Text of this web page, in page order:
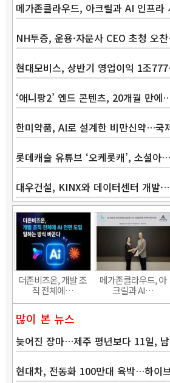
메가존클라우드, 아크릴과 AI 인프
NH투증, 운용·자문사 CEO 초청 오
현대모비스, 상반기 영업이익 1조
‘애니팡2’ 엔드 콘텐츠, 20개월 만에
한미약품, AI로 설계한 비만신약…국
롯데캐슬 유튜브 ‘오케롯캐’, 소셜아…
대우건설, KINX와 데이터센터 개발
더존비즈온, 개발 조
직 전체에…
메가존클라우드, 아
크릴과 AI…
많이 본 뉴스
늦어진 장마…제주 평년보다 11일,
현대차, 전동화 100만대 육박…하이